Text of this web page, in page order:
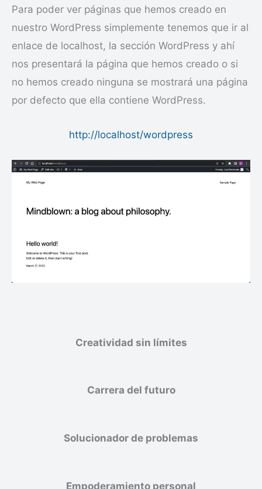
Para poder ver páginas que hemos creado en
nuestro WordPress simplemente tenemos que ir al
enlace de localhost, la sección WordPress y ahí
nos presentará la página que hemos creado o si
no hemos creado ninguna se mostrará una página
por defecto que ella contiene WordPress.
http://localhost/wordpress
Creatividad sin límites
Carrera del futuro
Solucionador de problemas
Empoderamiento personal